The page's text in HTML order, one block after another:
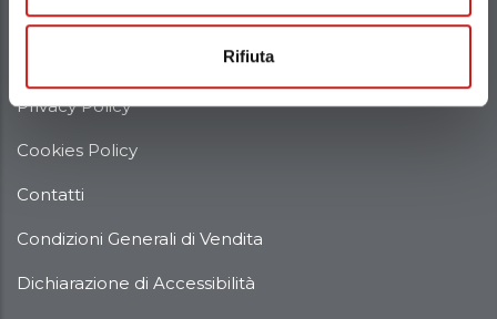
Rifiuta
Chi Siamo
Privacy Policy
Cookies Policy
Contatti
Condizioni Generali di Vendita
Dichiarazione di Accessibilità